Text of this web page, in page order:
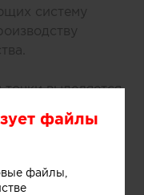
систему
выделяется
центра.
сосредоточить
продукте,
в основе
фруктов, ягод,
файлы
файлы,